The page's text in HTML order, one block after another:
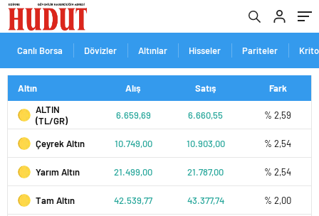
Canlı Borsa Dövizler Altınlar Hisseler Pariteler
Altın Alış Satış
Fark
ALTIN
(TL/GR)
6.659,69 6.660,55 % 2,59
Çeyrek Altın 10.749,00 10.903,00 % 2,54
Yarım Altın 21.499,00 21.787,00 % 2,54
Tam Altın 42.539,77 43.377,74
% 2,00